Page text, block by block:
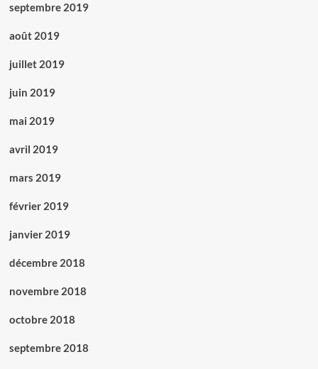
septembre 2019
août 2019
juillet 2019
juin 2019
mai 2019
avril 2019
mars 2019
février 2019
janvier 2019
décembre 2018
novembre 2018
octobre 2018
septembre 2018